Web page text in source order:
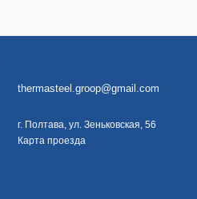
thermasteel.groop@gmail.com
г. Полтава, ул. Зеньковская, 56
Карта проезда